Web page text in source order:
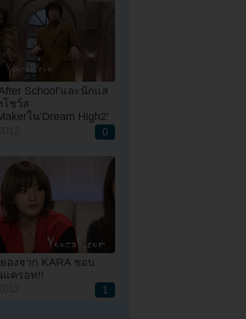
School’และนักแส
ชว์ส
ใน’Dream High2′
0
องจาก KARA ชอบ
ครอท!!
1